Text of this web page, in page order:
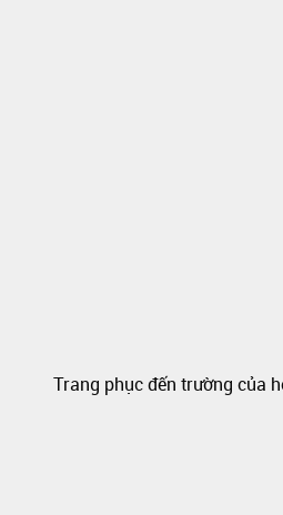
Trang phục đến trường của